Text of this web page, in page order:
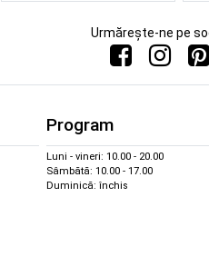
Urmărește-ne pe
Program
Luni - vineri: 10.00 - 20.00
Sâmbătă: 10.00 - 17.00
Duminică: închis